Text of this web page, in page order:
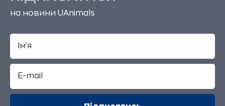
на новини UAnimals